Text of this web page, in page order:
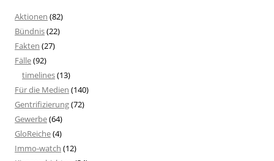
Aktionen (82)
Bündnis(22)
Fakten (27)
Fälle(92)
timelines(13)
Für die Medien (140)
Gentrifizierung(72)
Gewerbe(64)
GloReiche(4)
Immo-watch (12)